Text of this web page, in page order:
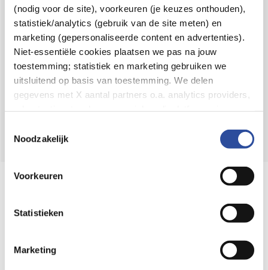
(nodig voor de site), voorkeuren (je keuzes onthouden),
statistiek/analytics (gebruik van de site meten) en
marketing (gepersonaliseerde content en advertenties).
Niet-essentiële cookies plaatsen we pas na jouw
toestemming; statistiek en marketing gebruiken we
uitsluitend op basis van toestemming. We delen
gegevens met X aantal partners o.a. analytics providers,
en de bewaartermijnen per categorie. Je kunt je keuze op
gegevensverwerking staat in de
Privacyverklaring
Noodzakelijk
Voorkeuren
Statistieken
Marketing
Over DA
Klantenservice
Assortiment
VolgDAop:
Online aanbieder medicijnen
webshop mag verkopen.
⁠Verantwoorde zorg, ⁠ook online.